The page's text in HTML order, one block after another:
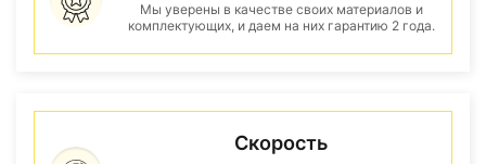
Мы уверены в качестве своих материалов и
комплектующих, и даем на них гарантию 2 года.
Скорость